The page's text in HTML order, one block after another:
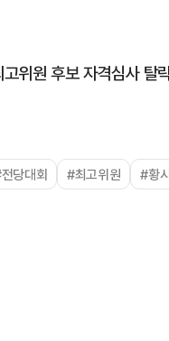
고위원 후보 자격심사 탈
당대회 #최고위원 #황